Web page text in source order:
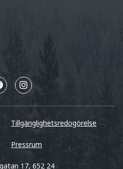
Tillgänglighetsredogörelse
Pressrum
17, 652 24